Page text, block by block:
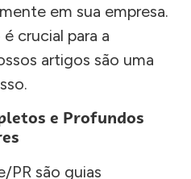
em sua empresa.
crucial para a
artigos são uma
e Profundos
PR são guias